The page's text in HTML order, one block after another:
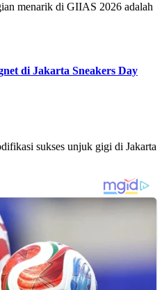
menarik di GIIAS 2026 adalah
di Jakarta Sneakers Day
sukses unjuk gigi di Jakarta